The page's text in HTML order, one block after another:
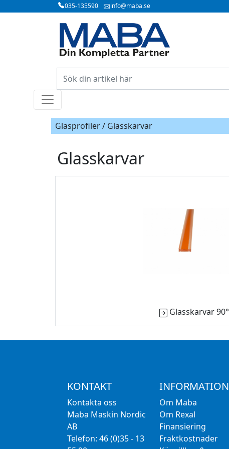
035-135590 info@maba.se
Glasprofiler / Glasskarvar
Glasskarvar
Glasskarvar 90°
KONTAKT
Kontakta oss
Maba Maskin Nordic
AB
Telefon: 46 (0)35 - 13
INFORMATION
Om Maba
Om Rexal
Finansiering
Fraktkostnader